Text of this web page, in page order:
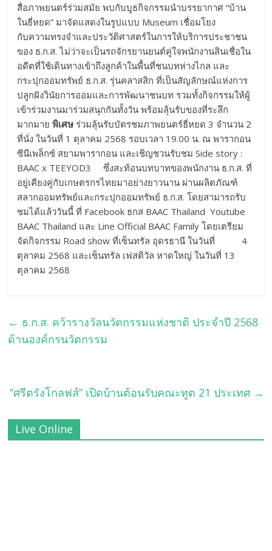
สื่อภาพยนตร์ร่วมสมัย พบกับบูธกิจกรรมนำบรรยากาศ “บ้าน
ในธี่หยด” มาจัดแสดงในรูปแบบ Museum เชื่อมโยง
กับความทรงจำและประวัติศาสตร์ในการให้บริการประชาชน
ของ ธ.ก.ส. ไม่ว่าจะเป็นรถจักรยานยนต์คู่ใจพนักงานสินเชื่อใน
อดีตที่ใช้เดินทางเข้าถึงลูกค้าในพื้นที่ชนบทห่างไกล และ
กระปุกออมทรัพย์ ธ.ก.ส. รุ่นคลาสสิก ที่เป็นสัญลักษณ์แห่งการ
ปลูกฝังวินัยการออมและการพัฒนาชนบท รวมทั้งกิจกรรมให้ผู้
เข้าร่วมงานมาร่วมสนุกกันทั้งวัน พร้อมลุ้นรับของที่ระลึก
มากมายพิเศษ ร่วมลุ้นรับบัตรชมภาพยนตร์ธี่หยด 3 จำนวน 2
ที่นั่ง ในวันที่ 1 ตุลาคม 2568 รอบเวลา 19.00 น. ณ พารากอน
ซีนีเพล็กซ์ สยามพารากอน และเชิญชวนรับชม Side story :
BAAC x TEEYOD3 ซึ่งสะท้อนบทบาทของพนักงาน ธ.ก.ส. ที่
อยู่เคียงคู่กับเกษตรกรไทยมาอย่างยาวนาน ผ่านผลิตภัณฑ์
สลากออมทรัพย์และกระปุกออมทรัพย์ ธ.ก.ส. โดยสามารถรับ
ชมได้แล้ววันนี้ ที่ Facebook ธกส BAAC Thailand Youtube
BAAC Thailand และ Line Official BAAC Family โดยเตรียม
จัดกิจกรรม Road show ที่เซ็นทรัล อุดรธานี ในวันที่ 4
ตุลาคม 2568 และเซ็นทรัล เฟสติวัล หาดใหญ่ ในวันที่ 13
ตุลาคม 2568
← ธ.ก.ส. คว้ารางวัลนวัตกรรมแห่งชาติ ประจำปี 2568
ด้านองค์กรนวัตกรรม
“ศรีตรังโกลฟส์” เปิดบ้านต้อนรับคณะทูต 21 ประเทศ →
Live Online